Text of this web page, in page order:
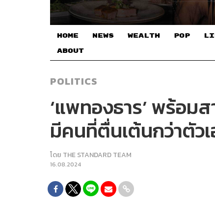
HOME NEWS WEALTH POP
ABOUT
POLITICS
‘แพทองธาร’ พร้อม
มีคนที่ตื่นเต้นกว่าตัว
โดย THE STANDARD TEAM
16.08.2024